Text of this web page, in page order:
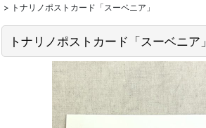
> トナリノポストカード「スーベニア」
トナリノポストカード「スーベニア」